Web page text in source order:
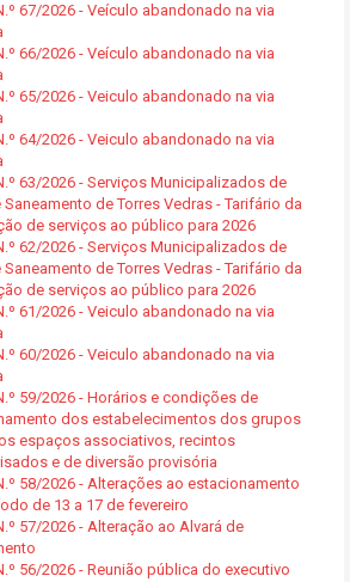
67/2026 - Veículo abandonado na via
66/2026 - Veículo abandonado na via
65/2026 - Veiculo abandonado na via
64/2026 - Veiculo abandonado na via
63/2026 - Serviços Municipalizados de
Saneamento de Torres Vedras - Tarifário da
de serviços ao público para 2026
62/2026 - Serviços Municipalizados de
Saneamento de Torres Vedras - Tarifário da
de serviços ao público para 2026
61/2026 - Veiculo abandonado na via
60/2026 - Veiculo abandonado na via
59/2026 - Horários e condições de
dos estabelecimentos dos grupos
espaços associativos, recintos
e de diversão provisória
58/2026 - Alterações ao estacionamento
de 13 a 17 de fevereiro
57/2026 - Alteração ao Alvará de
56/2026 - Reunião pública do executivo